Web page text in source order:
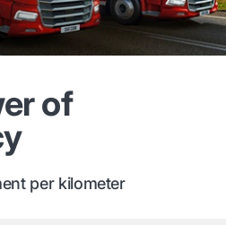
of
per kilometer